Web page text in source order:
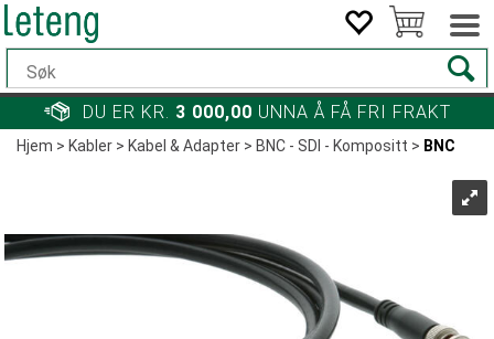
DU ER KR. 3 000,00 UNNA Å FÅ FRI FRAKT
Hjem>Kabler>Kabel & Adapter>BNC - SDI - Kompositt> BNC